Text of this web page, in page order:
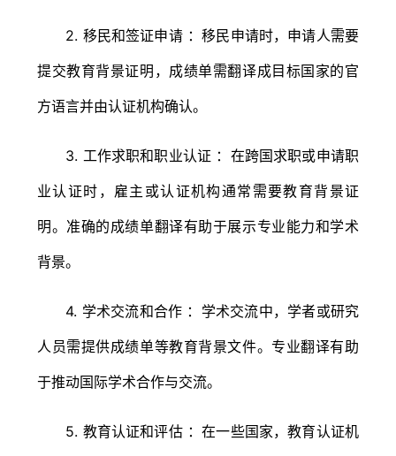
2. 移民和签证申请 ：移民申请时，申请人需要
提交教育背景证明，成绩单需翻译成目标国家的官
方语言并由认证机构确认。
3. 工作求职和职业认证 ：在跨国求职或申请职
业认证时，雇主或认证机构通常需要教育背景证
明。准确的成绩单翻译有助于展示专业能力和学术
背景。
4. 学术交流和合作 ：学术交流中，学者或研究
人员需提供成绩单等教育背景文件。专业翻译有助
于推动国际学术合作与交流。
5. 教育认证和评估 ：在一些国家，教育认证机